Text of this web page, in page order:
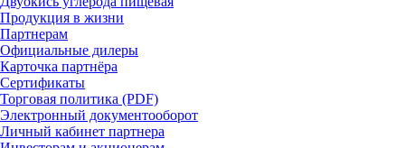
Продукция в жизни
Партнерам
Официальные дилеры
Карточка партнёра
Сертификаты
Торговая политика (PDF)
Электронный документооборот
Личный кабинет партнера